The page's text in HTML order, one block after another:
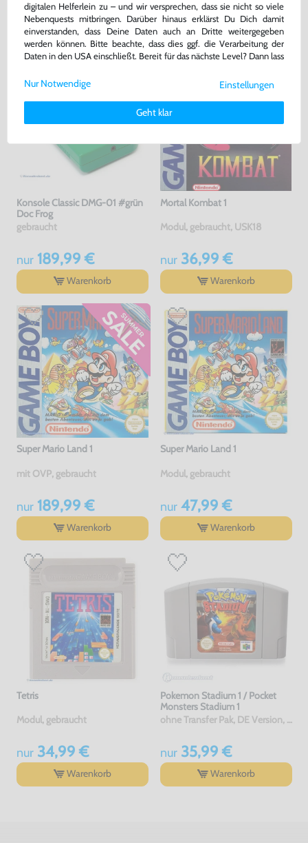
DAS HABEN ANDERE DAZU
GEKAUFT
Konsole Classic DMG-01 #grün
Doc Frog
gebraucht
nur189,99 €
Warenkorb
Mortal Kombat 1
Modul, gebraucht, USK18
nur36,99 €
Warenkorb
Super Mario Land 1
mit OVP, gebraucht
nur189,99 €
Warenkorb
Super Mario Land 1
Modul, gebraucht
nur47,99 €
Warenkorb
Tetris
Modul, gebraucht
nur34,99 €
Warenkorb
Pokemon Stadium 1 / Pocket
Monsters Stadium 1
ohne Transfer Pak, DE Version, Modul, gebraucht
nur35,99 €
Warenkorb
digitalen Helferlein zu – und wir versprechen, dass sie nicht so viele
Nebenquests mitbringen. Darüber hinaus erklärst Du Dich damit
einverstanden, dass Deine Daten auch an Dritte weitergegeben
werden können. Bitte beachte, dass dies ggf. die Verarbeitung der
Daten in den USA einschließt. Bereit für das nächste Level? Dann lass
Weitere Informationen zu den von uns verwendeten Cookies und
Deinen Rechten als Nutzer findest Du in unsererDaten­schutz­
Impressum.
Einstellungen
Geht klar
Nur Notwendige